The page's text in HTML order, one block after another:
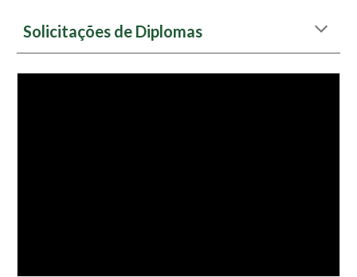
Solicitações de Diplomas